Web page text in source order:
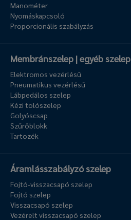
Manométer
Nyomáskapcsoló
Proporcionális szabályzás
Membránszelep | egyéb szelep
Elektromos vezérlésű
Pneumatikus vezérlésű
Lábpedálos szelep
Kézi tolószelep
Golyóscsap
Szűrőblokk
Tartozék
Áramlásszabályzó szelep
Fojtó-visszacsapó szelep
Fojtó szelep
Visszacsapó szelep
Vezérelt visszacsapó szelep